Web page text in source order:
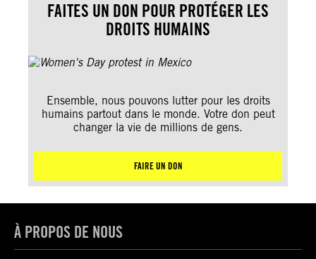
FAITES UN DON POUR PROTÉGER LES
DROITS HUMAINS
Ensemble, nous pouvons lutter pour les droits
humains partout dans le monde. Votre don peut
changer la vie de millions de gens.
FAIRE UN DON
À PROPOS DE NOUS